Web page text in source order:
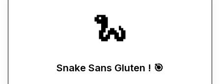
🐍
Snake Sans Gluten ! 🎯